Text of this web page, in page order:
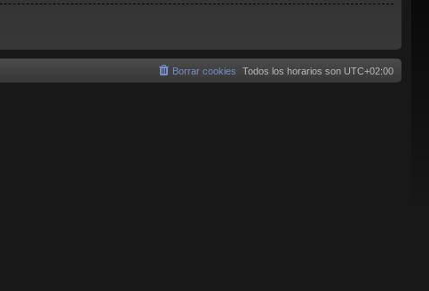
Todos los horarios son UTC+02:00
Borrar cookies